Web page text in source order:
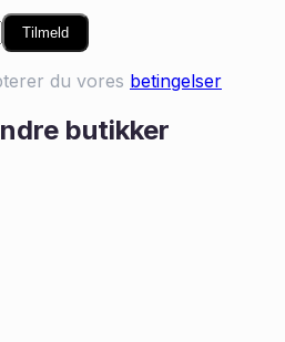
Tilmeld
du vores betingelser
butikker